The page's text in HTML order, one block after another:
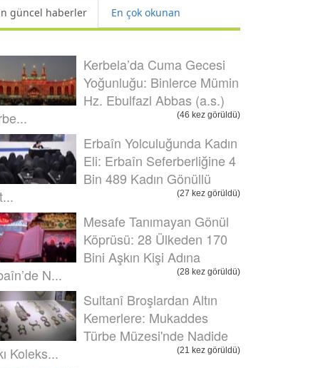
güncel haberler En çok okunan
Kerbela’da Cuma Gecesi
Yoğunluğu: Binlerce Mümin
Hz. Ebulfazl Abbas (a.s.)
(46 kez görüldü)
Erbaîn Yolculuğunda Kadın
Eli: Erbaîn Seferberliğine 4
Bin 489 Kadın Gönüllü
(27 kez görüldü)
Mesafe Tanımayan Gönül
Köprüsü: 28 Ülkeden 170
Bini Aşkın Kişi Adına
N...
(28 kez görüldü)
Sultanî Broşlardan Altın
Kemerlere: Mukaddes
Türbe Müzesi'nde Nadide
Koleks...
(21 kez görüldü)